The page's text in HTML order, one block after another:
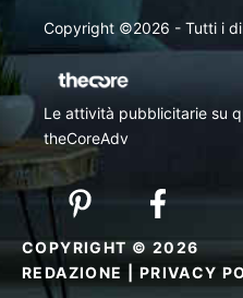
Copyright ©2026 - Tutti i
Le attività pubblicitarie su
theCoreAdv
COPYRIGHT © 2026
REDAZIONE
PRIVACY